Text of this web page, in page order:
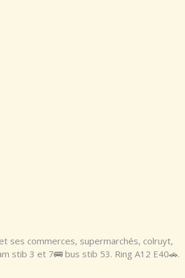
ses commerces, supermarchés, colruyt,
stib 3 et 7🚌 bus stib 53. Ring A12 E40🚗.